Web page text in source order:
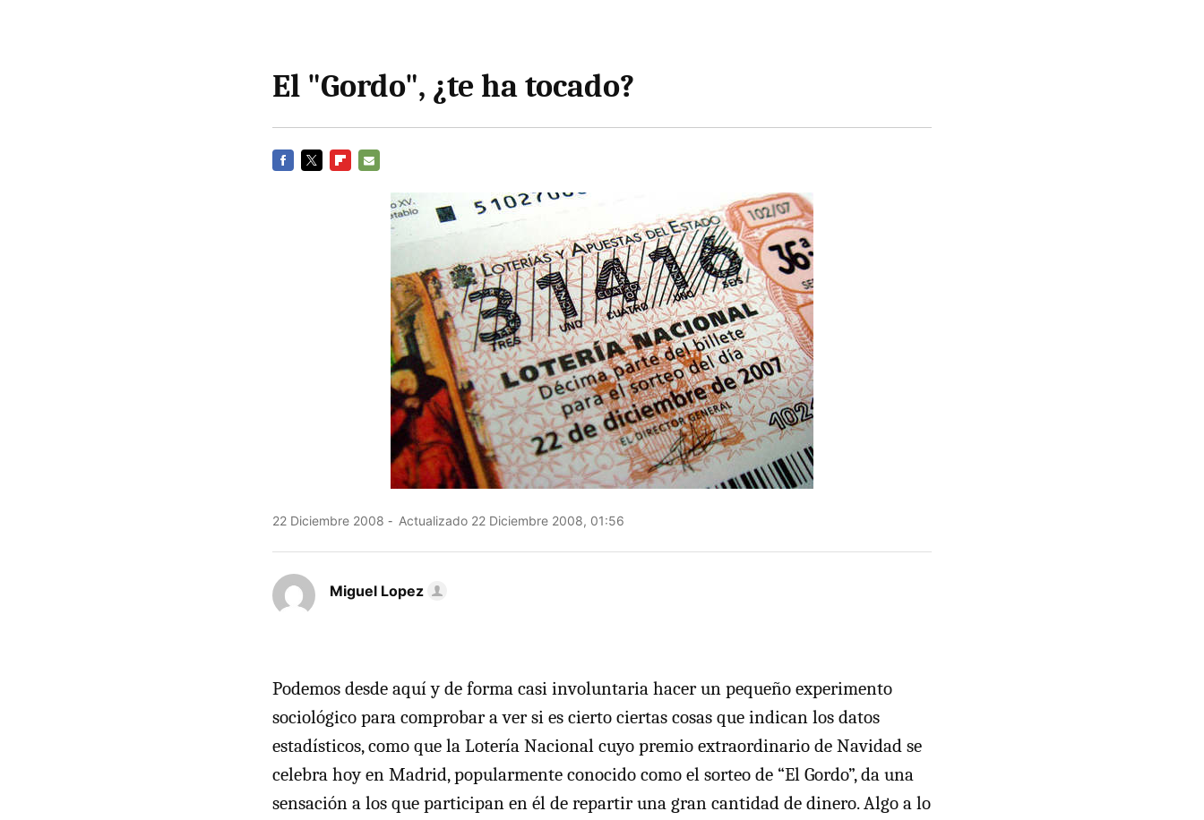
El "Gordo", ¿te ha tocado?
22 Diciembre 2008 Actualizado 22 Diciembre 2008, 01:56
Miguel Lopez
Podemos desde aquí y de forma casi involuntaria hacer un pequeño experimento
sociológico para comprobar a ver si es cierto ciertas cosas que indican los datos
estadísticos, como que la Lotería Nacional cuyo premio extraordinario de Navidad se
celebra hoy en Madrid, popularmente conocido como el sorteo de “El Gordo”, da una
sensación a los que participan en él de repartir una gran cantidad de dinero. Algo a lo